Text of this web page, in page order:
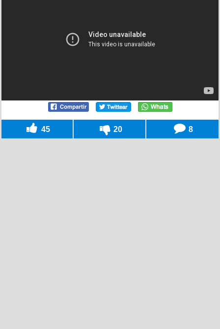
45 20 8